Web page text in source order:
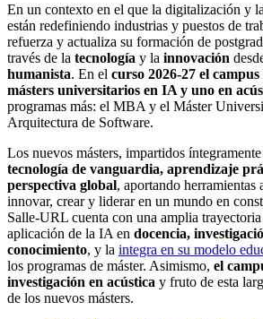
En un contexto en el que la digitalización y
están redefiniendo industrias y puestos de
refuerza y actualiza su formación de
través de la tecnología y la innovación
humanista. En el curso 2026-27 el
másters universitarios en IA y uno en
programas más: el MBA y el Máster
Arquitectura de Software.
Los nuevos másters, impartidos
tecnología de vanguardia, aprendizaje
perspectiva global, aportando herramientas
innovar, crear y liderar en un mundo en
Salle-URL cuenta con una amplia
aplicación de la IA en docencia,
conocimiento, y la integra en su modelo
los programas de máster. Asimismo, el
investigación en acústica y fruto de esta
de los nuevos másters.